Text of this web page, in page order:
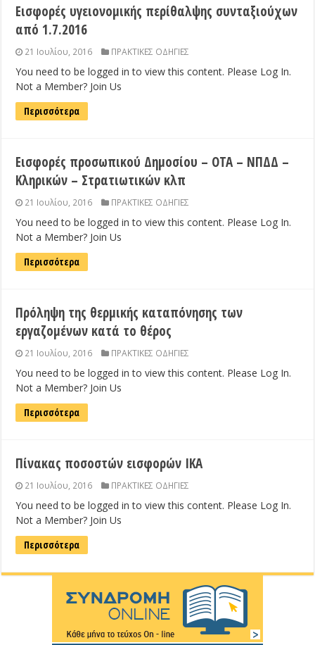
Εισφορές υγειονομικής περίθαλψης συνταξιούχων
από 1.7.2016
21 Ιουλίου, 2016 ΠΡΑΚΤΙΚΕΣ ΟΔΗΓΙΕΣ
You need to be logged in to view this content. Please Log In.
Not a Member? Join Us
Περισσότερα
Εισφορές προσωπικού Δημοσίου – ΟΤΑ – ΝΠΔΔ –
Κληρικών – Στρατιωτικών κλπ
21 Ιουλίου, 2016 ΠΡΑΚΤΙΚΕΣ ΟΔΗΓΙΕΣ
You need to be logged in to view this content. Please Log In.
Not a Member? Join Us
Περισσότερα
Πρόληψη της θερμικής καταπόνησης των
εργαζομένων κατά το θέρος
21 Ιουλίου, 2016 ΠΡΑΚΤΙΚΕΣ ΟΔΗΓΙΕΣ
You need to be logged in to view this content. Please Log In.
Not a Member? Join Us
Περισσότερα
Πίνακας ποσοστών εισφορών ΙΚΑ
21 Ιουλίου, 2016 ΠΡΑΚΤΙΚΕΣ ΟΔΗΓΙΕΣ
You need to be logged in to view this content. Please Log In.
Not a Member? Join Us
Περισσότερα